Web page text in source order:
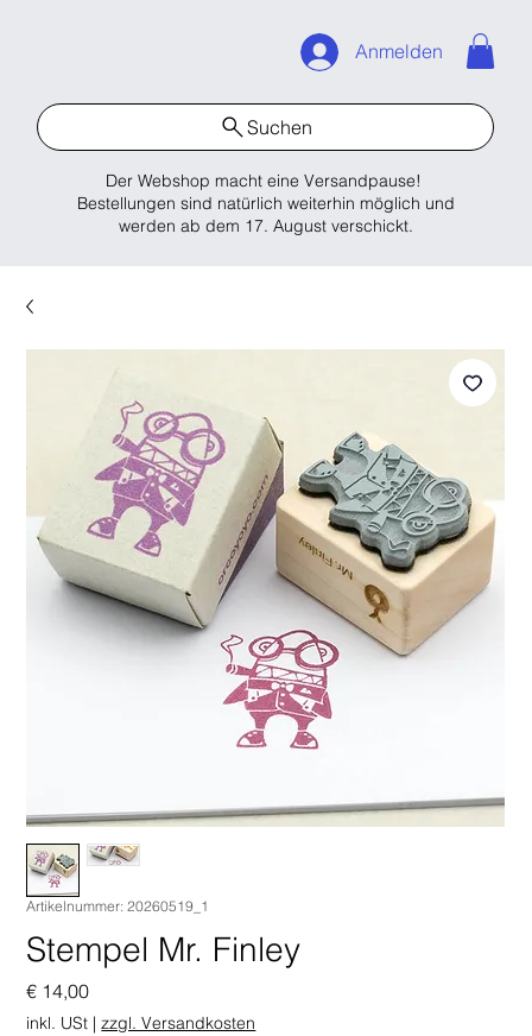
Der Webshop macht eine Versandpause!
Bestellungen sind natürlich weiterhin möglich und
werden ab dem 17. August verschickt.
Suchen
Anmelden
Artikelnummer: 20260519_1
Stempel Mr. Finley
€ 14,00Preis
inkl. USt |zzgl. Versandkosten